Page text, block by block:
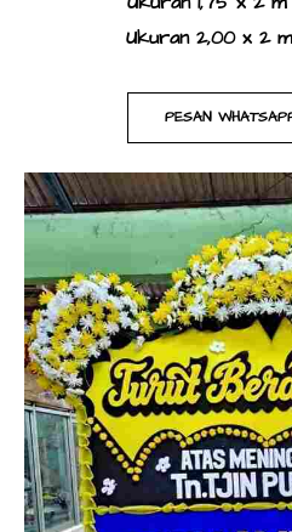
Ukuran 2,00 x 2 m
PESAN